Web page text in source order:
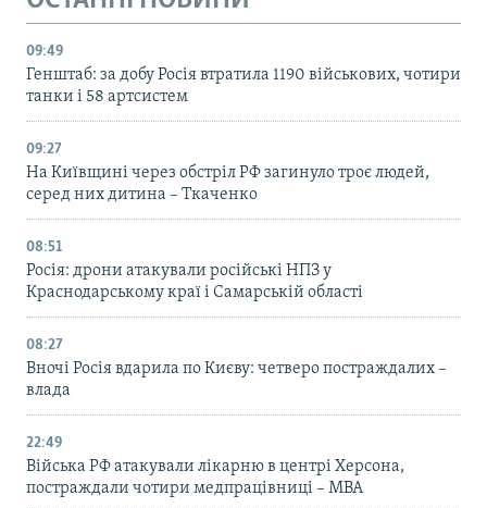
09:49
Генштаб: за добу Росія втратила 1190 військових, чотири
танки і 58 артсистем
09:27
На Київщині через обстріл РФ загинуло троє людей,
серед них дитина – Ткаченко
08:51
Росія: дрони атакували російські НПЗ у
Краснодарському краї і Самарській області
08:27
Вночі Росія вдарила по Києву: четверо постраждалих –
влада
22:49
Війська РФ атакували лікарню в центрі Херсона,
постраждали чотири медпрацівниці – МВА